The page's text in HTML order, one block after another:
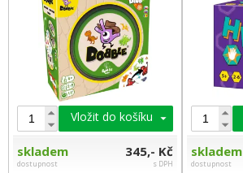
Vložit do košíku
skladem
dostupnost
345,- Kč
s DPH
skladem
dostupnost